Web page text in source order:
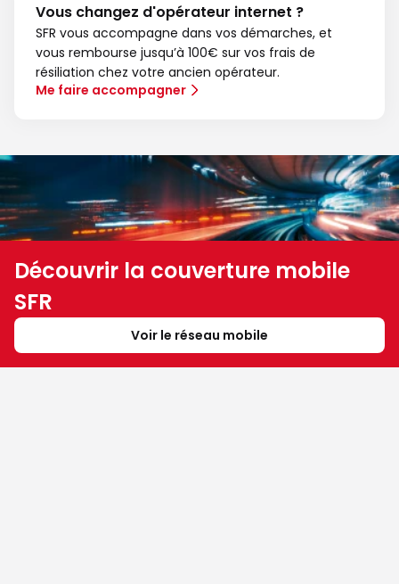
Vous changez d'opérateur internet ?
SFR vous accompagne dans vos démarches, et
vous rembourse jusqu’à 100€ sur vos frais de
résiliation chez votre ancien opérateur.
Me faire accompagner
Découvrir la couverture mobile
SFR
Voir le réseau mobile